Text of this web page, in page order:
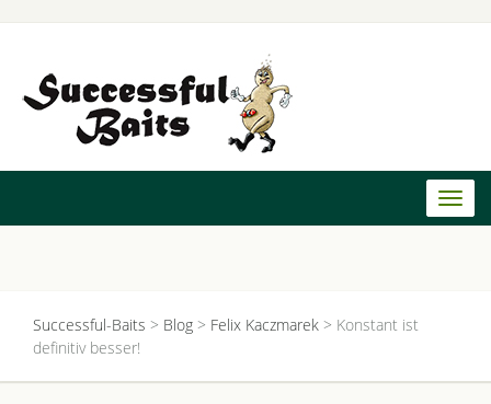
Successful-Baits > Blog > Felix Kaczmarek > Konstant ist
definitiv besser!